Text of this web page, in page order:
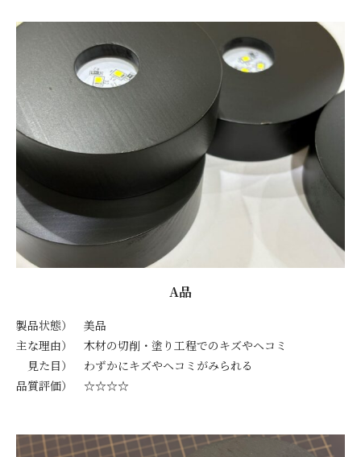
A品
製品状態） 美品
主な理由） 木材の切削・塗り工程でのキズやヘコミ
見た目） わずかにキズやヘコミがみられる
品質評価） ☆☆☆☆